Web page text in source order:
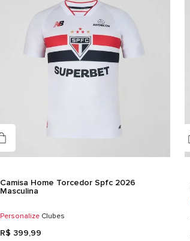
Camisa Home Torcedor Spfc 2026
Masculina
Personalize Clubes
R$ 399,99